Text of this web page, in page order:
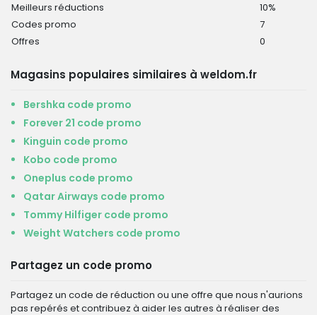
Meilleurs réductions
10%
Codes promo
7
Offres
0
Magasins populaires similaires à weldom.fr
Bershka code promo
Forever 21 code promo
Kinguin code promo
Kobo code promo
Oneplus code promo
Qatar Airways code promo
Tommy Hilfiger code promo
Weight Watchers code promo
Partagez un code promo
Partagez un code de réduction ou une offre que nous n'aurions
pas repérés et contribuez à aider les autres à réaliser des